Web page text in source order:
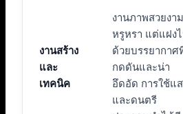
งานสร้าง
และ
เทคนิค
งานภาพสวยงาม
หรูหรา แต่แฝง
ด้วยบรรยากาศ
กดดันและน่า
อึดอัด การใช้แ
และดนตรี